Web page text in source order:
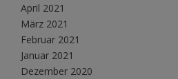
April 2021
März 2021
Februar 2021
Januar 2021
Dezember 2020